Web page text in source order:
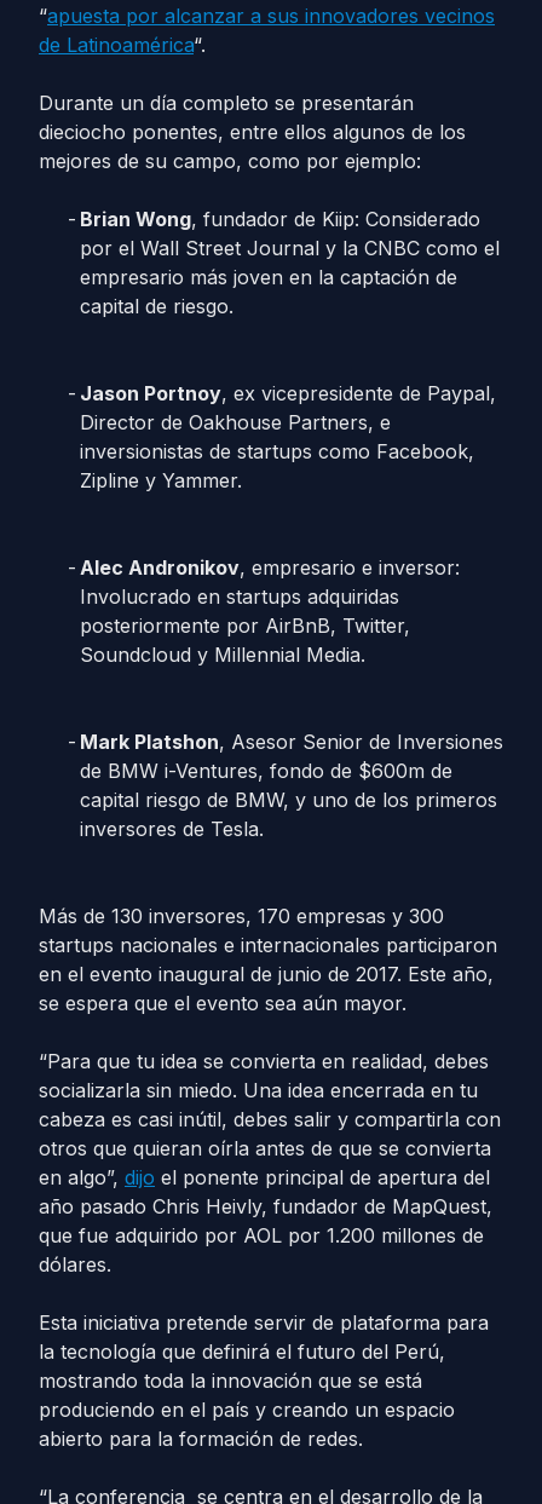
“apuesta por alcanzar a sus innovadores vecinos
de Latinoamérica“.
Durante un día completo se presentarán
dieciocho ponentes, entre ellos algunos de los
mejores de su campo, como por ejemplo:
Brian Wong, fundador de Kiip: Considerado
por el Wall Street Journal y la CNBC como el
empresario más joven en la captación de
capital de riesgo.
Jason Portnoy, ex vicepresidente de Paypal,
Director de Oakhouse Partners, e
inversionistas de startups como Facebook,
Zipline y Yammer.
Alec Andronikov, empresario e inversor:
Involucrado en startups adquiridas
posteriormente por AirBnB, Twitter,
Soundcloud y Millennial Media.
Mark Platshon, Asesor Senior de Inversiones
de BMW i-Ventures, fondo de $600m de
capital riesgo de BMW, y uno de los primeros
inversores de Tesla.
Más de 130 inversores, 170 empresas y 300
startups nacionales e internacionales participaron
en el evento inaugural de junio de 2017. Este año,
se espera que el evento sea aún mayor.
“Para que tu idea se convierta en realidad, debes
socializarla sin miedo. Una idea encerrada en tu
cabeza es casi inútil, debes salir y compartirla con
otros que quieran oírla antes de que se convierta
en algo”, dijo el ponente principal de apertura del
año pasado Chris Heivly, fundador de MapQuest,
que fue adquirido por AOL por 1.200 millones de
dólares.
Esta iniciativa pretende servir de plataforma para
la tecnología que definirá el futuro del Perú,
mostrando toda la innovación que se está
produciendo en el país y creando un espacio
abierto para la formación de redes.
“La conferencia se centra en el desarrollo de la